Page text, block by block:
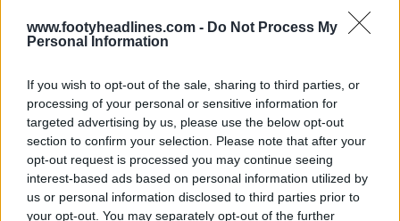
www.footyheadlines.com - Do Not Process My
Personal Information
If you wish to opt-out of the sale, sharing to third parties, or
processing of your personal or sensitive information for
targeted advertising by us, please use the below opt-out
section to confirm your selection. Please note that after your
opt-out request is processed you may continue seeing
interest-based ads based on personal information utilized by
us or personal information disclosed to third parties prior to
your opt-out. You may separately opt-out of the further